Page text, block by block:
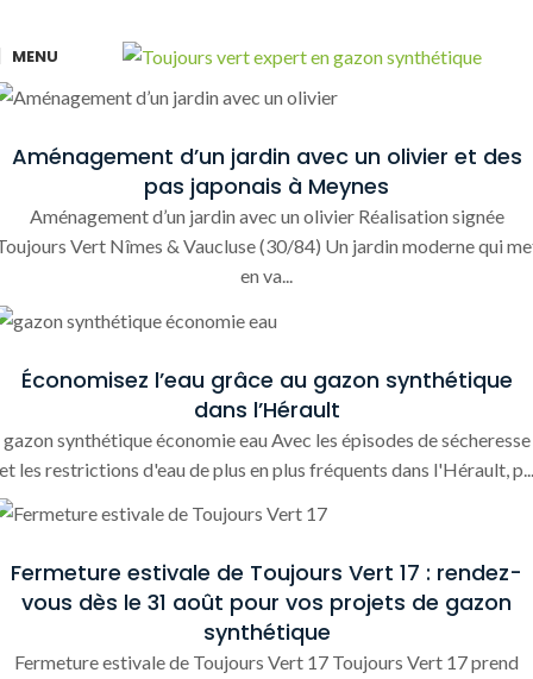
MENU
Aménagement d’un jardin avec un olivier et des
pas japonais à Meynes
Aménagement d’un jardin avec un olivier Réalisation signée
Vert Nîmes & Vaucluse (30/84) Un jardin moderne qui
en va...
Économisez l’eau grâce au gazon synthétique
dans l’Hérault
gazon synthétique économie eau Avec les épisodes de sécheresse
et les restrictions d'eau de plus en plus fréquents dans l'Hérault, p...
Fermeture estivale de Toujours Vert 17 : rendez-
vous dès le 31 août pour vos projets de gazon
synthétique
Fermeture estivale de Toujours Vert 17 Toujours Vert 17 prend